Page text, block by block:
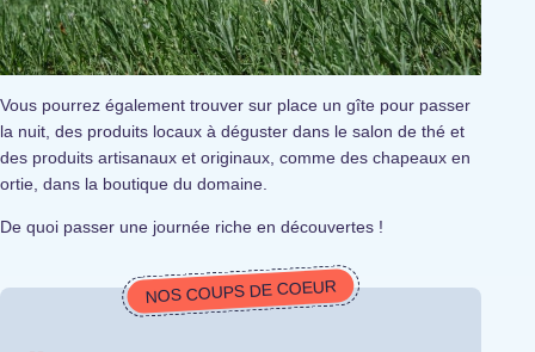
Vous pourrez également trouver sur place un gîte pour passer
la nuit, des produits locaux à déguster dans le salon de thé et
des produits artisanaux et originaux, comme des chapeaux en
ortie, dans la boutique du domaine.
De quoi passer une journée riche en découvertes !
NOS COUPS DE COEUR